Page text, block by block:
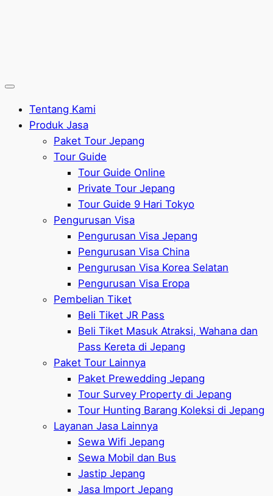
Tentang Kami
Produk Jasa
Paket Tour Jepang
Tour Guide
Tour Guide Online
Private Tour Jepang
Tour Guide 9 Hari Tokyo
Pengurusan Visa
Pengurusan Visa Jepang
Pengurusan Visa China
Pengurusan Visa Korea Selatan
Pengurusan Visa Eropa
Pembelian Tiket
Beli Tiket JR Pass
Beli Tiket Masuk Atraksi, Wahana dan
Pass Kereta di Jepang
Paket Tour Lainnya
Paket Prewedding Jepang
Tour Survey Property di Jepang
Tour Hunting Barang Koleksi di Jepang
Layanan Jasa Lainnya
Sewa Wifi Jepang
Sewa Mobil dan Bus
Jastip Jepang
Jasa Import Jepang